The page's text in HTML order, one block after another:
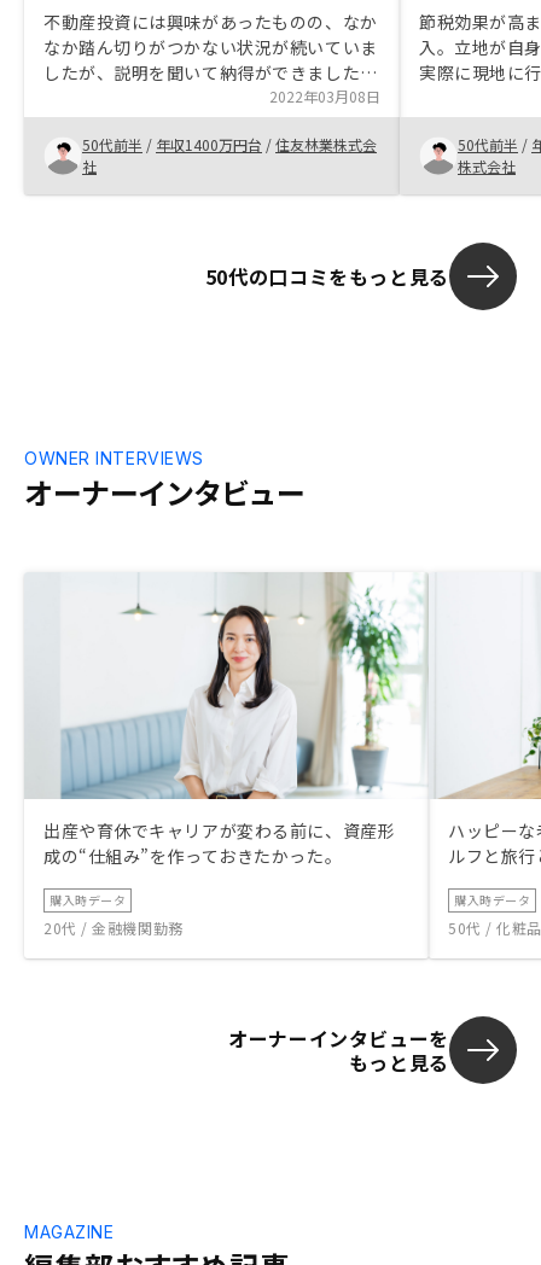
不動産投資には興味があったものの、なか
なか踏ん切りがつかない状況が続いていま
したが、説明を聞いて納得ができました。
節税や保険がわりになることを期待してお
りましたが、それだけではないこともわか
りやすく説明いただきました。どの物件も
相場より高いことが気になりましたが、今
後の管理やフォローについて、期待が出来
いく企業だと感じたところも決断のきっか
ス内容はよいので、顧客満足度向上の取り
組みが強化できれば、オーナー受注やクチ
コミ受注が増えると思います。貴社のワン
の実例を投稿していくと、若年層の受注が
増えるのではないかと考えます。
2022年03月08日
50代前半 / 年収1400万円台 /住友林業株式会
社
節税効果が高
入。立地が自
実際に現地に
プリはまだ使
件を1つにま
ッシュフロー
にできそうで
りっぱなしで
もっとアフタ
ださい
50代前半 /
株式会社
50代の口コミをもっと見る
オーナーインタビュー
OWNER INTERVIEWS
出産や育休でキャリアが変わる前に、資産形
成の“仕組み”を作っておきたかった。
購入時データ
20代 / 金融機関勤務
ハッピー
ルフと旅
購入時データ
50代 / 化粧
オーナーインタビューを
もっと見る
MAGAZINE